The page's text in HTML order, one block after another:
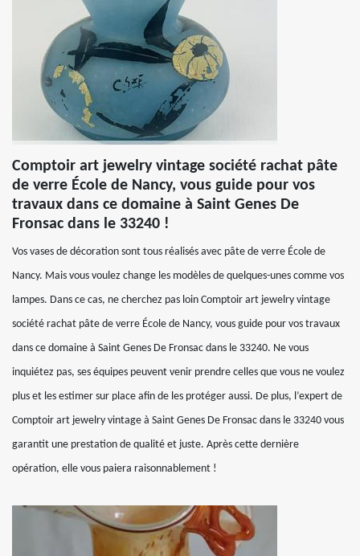
Comptoir art jewelry vintage société rachat pâte
de verre École de Nancy, vous guide pour vos
travaux dans ce domaine à Saint Genes De
Fronsac dans le 33240 !
Vos vases de décoration sont tous réalisés avec pâte de verre École de
Nancy. Mais vous voulez change les modèles de quelques-unes comme vos
lampes. Dans ce cas, ne cherchez pas loin Comptoir art jewelry vintage
société rachat pâte de verre École de Nancy, vous guide pour vos travaux
dans ce domaine à Saint Genes De Fronsac dans le 33240. Ne vous
inquiétez pas, ses équipes peuvent venir prendre celles que vous ne voulez
plus et les estimer sur place afin de les protéger aussi. De plus, l’expert de
Comptoir art jewelry vintage à Saint Genes De Fronsac dans le 33240 vous
garantit une prestation de qualité et juste. Après cette dernière
opération, elle vous paiera raisonnablement !